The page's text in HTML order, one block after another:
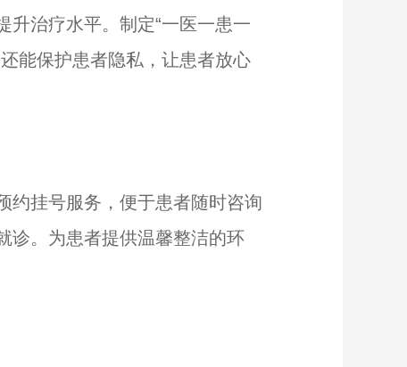
治疗水平。制定“一医一患一
能保护患者隐私，让患者放心
挂号服务，便于患者随时咨询
诊。为患者提供温馨整洁的环